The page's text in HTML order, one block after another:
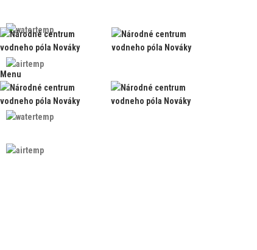
Teplota vody: 27 °C
Teplota vzduchu: 24 °C
Rýchly kontakt:
0918 961 208
Menu